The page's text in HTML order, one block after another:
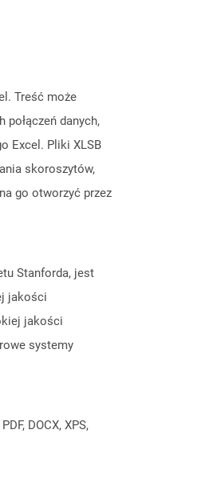
Treść może
danych,
Excel. Pliki XLSB
skoroszytów,
go otworzyć przez
Stanforda, jest
jakości
jakości
systemy
DOCX, XPS,